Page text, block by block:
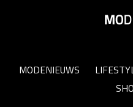
MODENIEUWS